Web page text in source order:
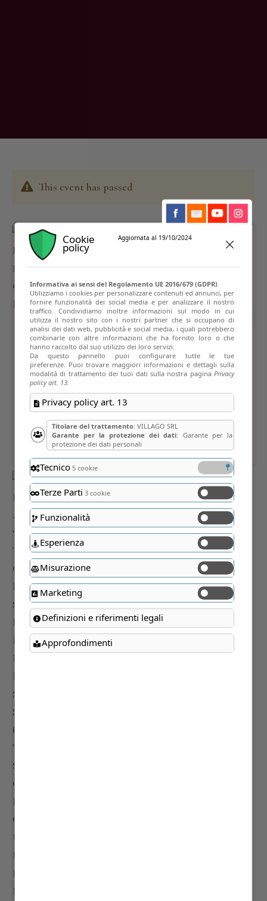
This event has passed
Cookie
policy
Aggiornata al 19/10/2024
Informativa ai sensi del Regolamento UE 2016/679 (GDPR)
Utilizziamo i cookies per personalizzare contenuti ed annunci, per
fornire funzionalità dei social media e per analizzare il nostro
traffico. Condividiamo inoltre informazioni sul modo in cui
utilizza il nostro sito con i nostri partner che si occupano di
analisi dei dati web, pubblicità e social media, i quali potrebbero
combinarle con altre informazioni che ha fornito loro o che
hanno raccolto dal suo utilizzo dei loro servizi.
Da questo pannello puoi configurare tutte le tue
preferenze. Puoi trovare maggiori informazioni e dettagli sulla
modalità di trattamento dei tuoi dati sulla nostra paginaPrivacy
policy art. 13.
Privacy policy art. 13
Titolare del trattamento: VILLAGO SRL
Garante per la protezione dei dati: Garante per la
protezione dei dati personali
Tecnico5 cookie
Terze Parti 3 cookie
Funzionalità
Esperienza
Misurazione
Marketing
Definizioni e riferimenti legali
Approfondimenti